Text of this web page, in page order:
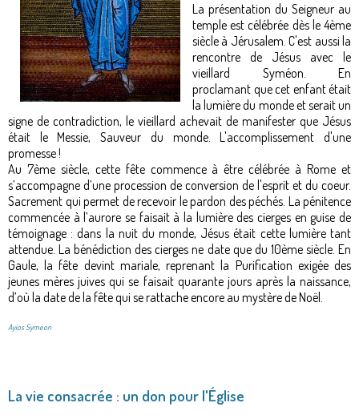
La présentation du Seigneur au
temple est célébrée dès le 4ème
siècle à Jérusalem. C'est aussi la
rencontre de Jésus avec le
vieillard Syméon. En
proclamant que cet enfant était
la lumière du monde et serait un
signe de contradiction, le vieillard achevait de manifester que Jésus
était le Messie, Sauveur du monde. L'accomplissement d'une
promesse !
Au 7ème siècle, cette fête commence à être célébrée à Rome et
s’accompagne d’une procession de conversion de l'esprit et du coeur.
Sacrement qui permet de recevoir le pardon des péchés. La pénitence
commencée à l’aurore se faisait à la lumière des cierges en guise de
témoignage : dans la nuit du monde, Jésus était cette lumière tant
attendue. La bénédiction des cierges ne date que du 10ème siècle. En
Gaule, la fête devint mariale, reprenant la Purification exigée des
jeunes mères juives qui se faisait quarante jours après la naissance,
d’où la date de la fête qui se rattache encore au mystère de Noël.
Ayios Symeon
La vie consacrée : un don pour l'Église